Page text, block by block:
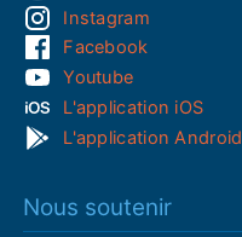
Instagram
Facebook
Youtube
L'application iOS
L'application Android
Nous soutenir